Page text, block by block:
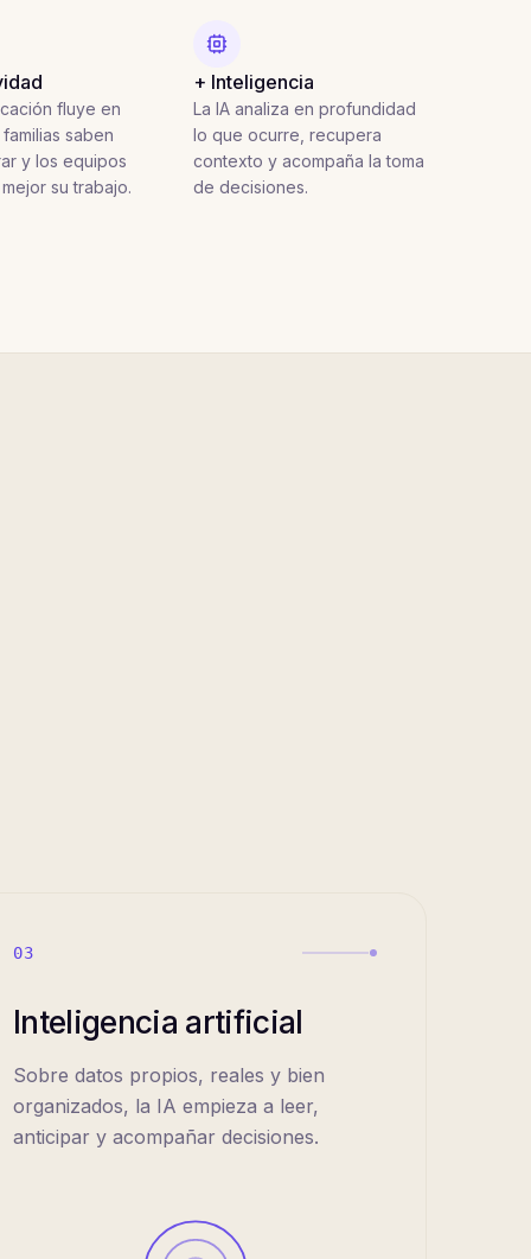
fluye en
saben
y los equipos
su trabajo.
+ Inteligencia
La IA analiza en profundidad
lo que ocurre, recupera
contexto y acompaña la toma
de decisiones.
03
Inteligencia artificial
Sobre datos propios, reales y bien
organizados, la IA empieza a leer,
anticipar y acompañar decisiones.